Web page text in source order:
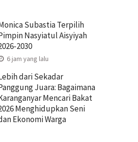
Subastia Terpilih
Nasyiatul Aisyiyah
2030
6 jam yang lalu
dari Sekadar
Juara: Bagaimana
Mencari Bakat
Menghidupkan Seni
Ekonomi Warga